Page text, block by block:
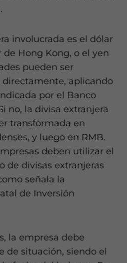
involucrada es el dólar
Hong Kong, o el yen
pueden ser
directamente, aplicando
por el Banco
no, la divisa extranjera
transformada en
y luego en RMB.
deben utilizar el
de divisas extranjeras
señala la
de Inversión
la empresa debe
de situación, siendo el